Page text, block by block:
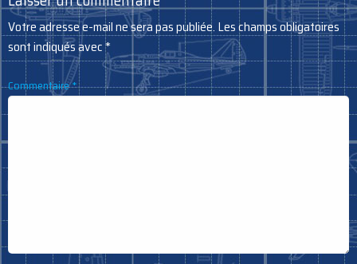
Votre adresse e-mail ne sera pas publiée. Les champs obligatoires
sont indiqués avec*
Commentaire*